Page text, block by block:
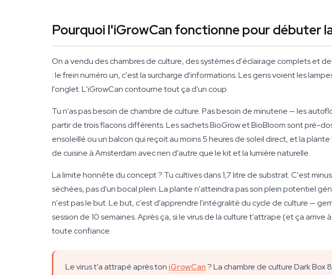
Pourquoi l'iGrowCan fonctionne pour débuter
On a vendu des chambres de culture, des systèmes d'éclairage complets et
: le frein numéro un, c'est la surcharge d'informations. Les gens voient les
l'onglet. L'iGrowCan contourne tout ça d'un coup.
Tu n'as pas besoin de chambre de culture. Pas besoin de minuterie — les
partir de trois flacons différents. Les sachets BioGrow et BioBloom sont pré-
ensoleillé ou un balcon qui reçoit au moins 5 heures de soleil direct, et la
de cuisine à Amsterdam avec rien d'autre que le kit et la lumière naturelle.
La limite honnête du concept ? Tu cultives dans 1,7 litre de substrat. C'est
séchées, pas d'un bocal plein. La plante n'atteindra pas son plein potentiel
n'est pas le but. Le but, c'est d'apprendre l'intégralité du cycle de culture —
session de 10 semaines. Après ça, si le virus de la culture t'attrape (et ça
toute confiance.
Le virus t'a attrapé après ton iGrowCan? La chambre de culture Dark